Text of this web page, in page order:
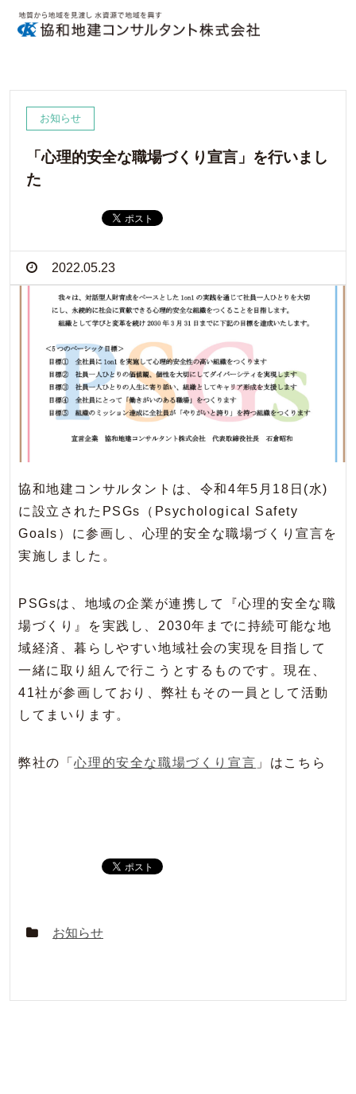
お知らせ
「心理的安全な職場づくり宣言」を行いまし
た
2022.05.23
協和地建コンサルタントは、令和4年5月18日(水)
に設立されたPSGs（Psychological Safety
Goals）に参画し、心理的安全な職場づくり宣言を
実施しました。
PSGsは、地域の企業が連携して『心理的安全な職
場づくり』を実践し、2030年までに持続可能な地
域経済、暮らしやすい地域社会の実現を目指して
一緒に取り組んで行こうとするものです。現在、
41社が参画しており、弊社もその一員として活動
してまいります。
弊社の「心理的安全な職場づくり宣言 」はこちら
お知らせ